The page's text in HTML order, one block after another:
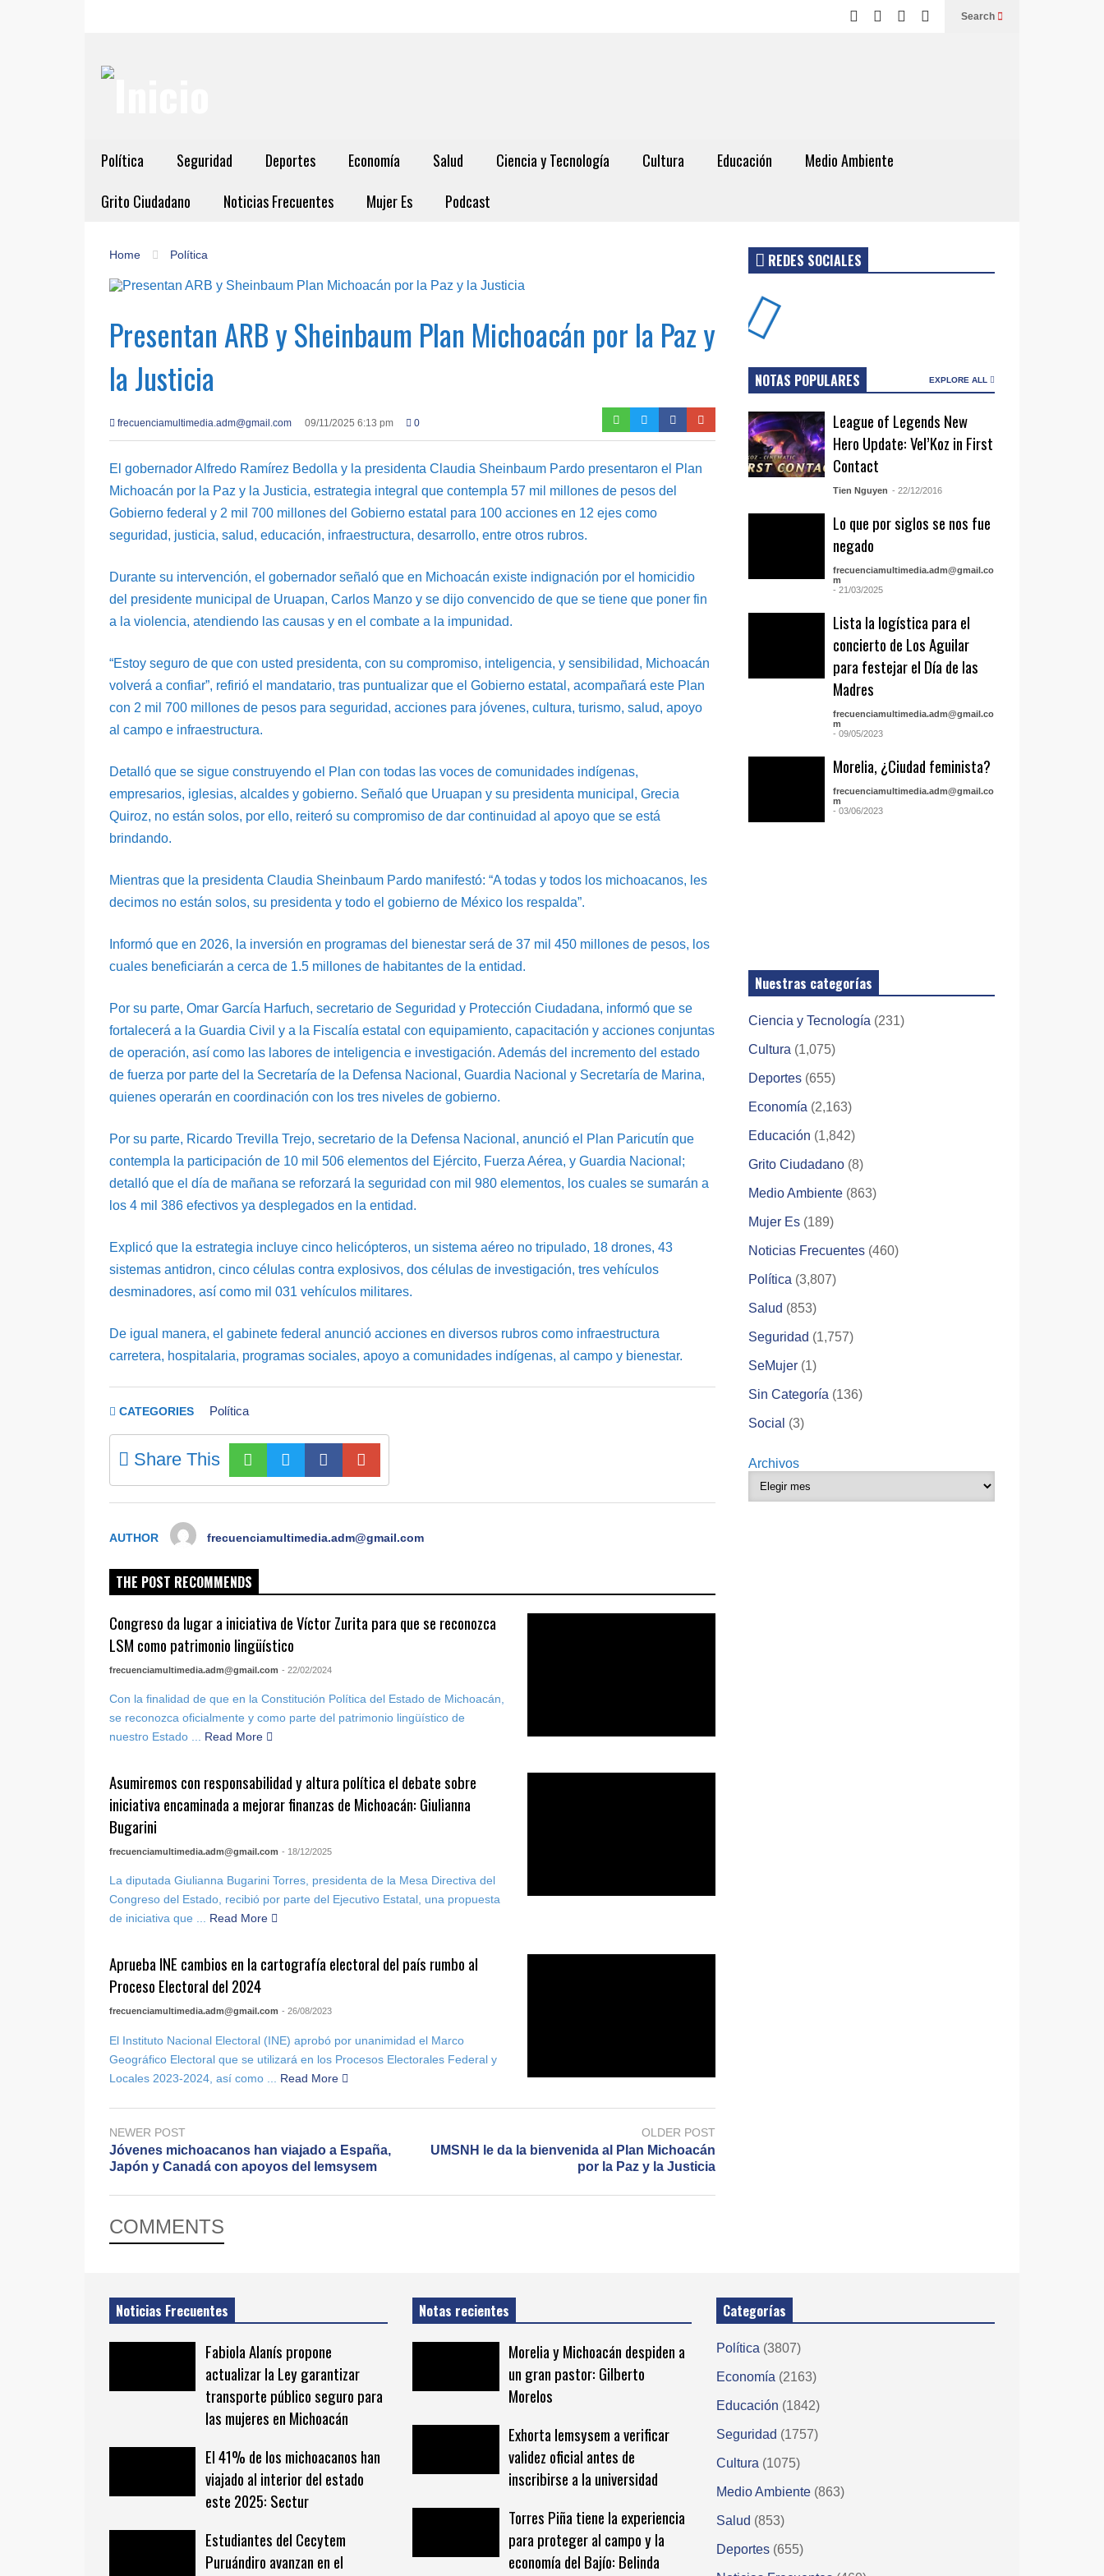
Search
Política Seguridad Deportes Economía Salud Ciencia y Tecnología Cultura Educación
Medio Ambiente
Grito Ciudadano
Noticias Frecuentes Mujer Es Podcast
Home Política
Presentan ARB y Sheinbaum Plan Michoacán por la Paz y
la Justicia
frecuenciamultimedia.adm@gmail.com 09/11/2025 6:13 pm 0
El gobernador Alfredo Ramírez Bedolla y la presidenta Claudia Sheinbaum Pardo presentaron el Plan
Michoacán por la Paz y la Justicia, estrategia integral que contempla 57 mil millones de pesos del
Gobierno federal y 2 mil 700 millones del Gobierno estatal para 100 acciones en 12 ejes como
seguridad, justicia, salud, educación, infraestructura, desarrollo, entre otros rubros.
Durante su intervención, el gobernador señaló que en Michoacán existe indignación por el homicidio
del presidente municipal de Uruapan, Carlos Manzo y se dijo convencido de que se tiene que poner fin
a la violencia, atendiendo las causas y en el combate a la impunidad.
“Estoy seguro de que con usted presidenta, con su compromiso, inteligencia, y sensibilidad, Michoacán
volverá a confiar”, refirió el mandatario, tras puntualizar que el Gobierno estatal, acompañará este Plan
con 2 mil 700 millones de pesos para seguridad, acciones para jóvenes, cultura, turismo, salud, apoyo
al campo e infraestructura.
Detalló que se sigue construyendo el Plan con todas las voces de comunidades indígenas,
empresarios, iglesias, alcaldes y gobierno. Señaló que Uruapan y su presidenta municipal, Grecia
Quiroz, no están solos, por ello, reiteró su compromiso de dar continuidad al apoyo que se está
brindando.
Mientras que la presidenta Claudia Sheinbaum Pardo manifestó: “A todas y todos los michoacanos, les
decimos no están solos, su presidenta y todo el gobierno de México los respalda”.
Informó que en 2026, la inversión en programas del bienestar será de 37 mil 450 millones de pesos, los
cuales beneficiarán a cerca de 1.5 millones de habitantes de la entidad.
Por su parte, Omar García Harfuch, secretario de Seguridad y Protección Ciudadana, informó que se
fortalecerá a la Guardia Civil y a la Fiscalía estatal con equipamiento, capacitación y acciones conjuntas
de operación, así como las labores de inteligencia e investigación. Además del incremento del estado
de fuerza por parte del la Secretaría de la Defensa Nacional, Guardia Nacional y Secretaría de Marina,
quienes operarán en coordinación con los tres niveles de gobierno.
Por su parte, Ricardo Trevilla Trejo, secretario de la Defensa Nacional, anunció el Plan Paricutín que
contempla la participación de 10 mil 506 elementos del Ejército, Fuerza Aérea, y Guardia Nacional;
detalló que el día de mañana se reforzará la seguridad con mil 980 elementos, los cuales se sumarán a
los 4 mil 386 efectivos ya desplegados en la entidad.
Explicó que la estrategia incluye cinco helicópteros, un sistema aéreo no tripulado, 18 drones, 43
sistemas antidron, cinco células contra explosivos, dos células de investigación, tres vehículos
desminadores, así como mil 031 vehículos militares.
De igual manera, el gabinete federal anunció acciones en diversos rubros como infraestructura
carretera, hospitalaria, programas sociales, apoyo a comunidades indígenas, al campo y bienestar.
CATEGORIES Política
Share This
AUTHOR frecuenciamultimedia.adm@gmail.com
THE POST RECOMMENDS
Congreso da lugar a iniciativa de Víctor Zurita para que se reconozca
LSM como patrimonio lingüístico
frecuenciamultimedia.adm@gmail.com - 22/02/2024
Con la finalidad de que en la Constitución Política del Estado de Michoacán,
se reconozca oficialmente y como parte del patrimonio lingüístico de
nuestro Estado ...
Read More
Asumiremos con responsabilidad y altura política el debate sobre
iniciativa encaminada a mejorar finanzas de Michoacán: Giulianna
Bugarini
frecuenciamultimedia.adm@gmail.com - 18/12/2025
La diputada Giulianna Bugarini Torres, presidenta de la Mesa Directiva del
Congreso del Estado, recibió por parte del Ejecutivo Estatal, una propuesta
de iniciativa que ... Read More
Aprueba INE cambios en la cartografía electoral del país rumbo al
Proceso Electoral del 2024
frecuenciamultimedia.adm@gmail.com - 26/08/2023
El Instituto Nacional Electoral (INE) aprobó por unanimidad el Marco
Geográfico Electoral que se utilizará en los Procesos Electorales Federal y
Locales 2023-2024, así como ...
Read More
NEWER POST
Jóvenes michoacanos han viajado a España,
Japón y Canadá con apoyos del Iemsysem
OLDER POST
UMSNH le da la bienvenida al Plan Michoacán
por la Paz y la Justicia
COMMENTS
REDES SOCIALES
NOTAS POPULARES EXPLORE ALL
League of Legends New
Hero Update: Vel’Koz in First
Contact
Tien Nguyen - 22/12/2016
Lo que por siglos se nos fue
negado
frecuenciamultimedia.adm@gmail.co
m
- 21/03/2025
Lista la logística para el
concierto de Los Aguilar
para festejar el Día de las
Madres
frecuenciamultimedia.adm@gmail.co
m
- 09/05/2023
Morelia, ¿Ciudad feminista?
frecuenciamultimedia.adm@gmail.co
m
- 03/06/2023
Nuestras categorías
Ciencia y Tecnología (231)
Cultura (1,075)
Deportes (655)
Economía (2,163)
Educación (1,842)
Grito Ciudadano (8)
Medio Ambiente (863)
Mujer Es (189)
Noticias Frecuentes (460)
Política (3,807)
Salud (853)
Seguridad (1,757)
SeMujer (1)
Sin Categoría (136)
Social (3)
Archivos
Noticias Frecuentes
Fabiola Alanís propone
actualizar la Ley garantizar
transporte público seguro para
las mujeres en Michoacán
El 41% de los michoacanos han
viajado al interior del estado
este 2025: Sectur
Estudiantes del Cecytem
Puruándiro avanzan en el
Notas recientes
Morelia y Michoacán despiden a
un gran pastor: Gilberto
Morelos
Exhorta Iemsysem a verificar
validez oficial antes de
inscribirse a la universidad
Torres Piña tiene la experiencia
para proteger al campo y la
economía del Bajío: Belinda
Categorías
Política (3807)
Economía (2163)
Educación (1842)
Seguridad (1757)
Cultura (1075)
Medio Ambiente (863)
Salud (853)
Deportes (655)